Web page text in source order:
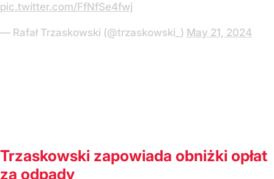
pic.twitter.com/FfNfSe4fwj
— Rafał Trzaskowski (@trzaskowski_) May 21, 2024
Trzaskowski zapowiada obniżki opłat
za odpady